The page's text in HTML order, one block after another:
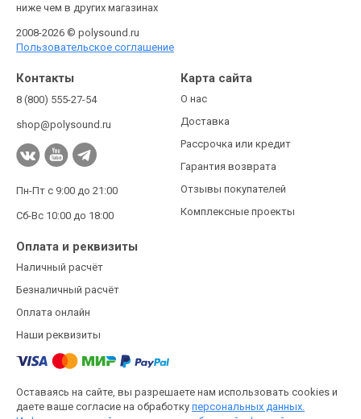
ниже чем в других магазинах
2008-2026 © polysound.ru
Пользовательское соглашение
Контакты
8 (800) 555-27-54
shop@polysound.ru
Пн-Пт с 9:00 до 21:00
Сб-Вс 10:00 до 18:00
Карта сайта
О нас
Доставка
Рассрочка или кредит
Гарантия возврата
Отзывы покупателей
Комплексные проекты
Оплата и реквизиты
Наличный расчёт
Безналичный расчёт
Оплата онлайн
Наши реквизиты
Оставаясь на сайте, вы разрешаете нам использовать cookies и
даете ваше согласие на обработку персональных данных.